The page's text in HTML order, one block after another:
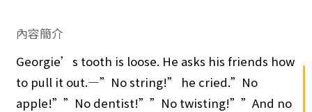
內容簡介
Georgie’s tooth is loose. He asks his friends how
to pull it out.—”No string!” he cried.”No
apple!””No dentist!””No twisting!””And no